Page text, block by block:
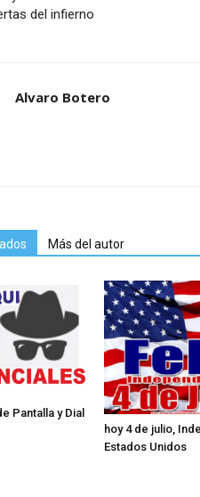
del infierno
Alvaro Botero
Más del autor
Pantalla y Dial
hoy 4 de julio,
Estados Unidos